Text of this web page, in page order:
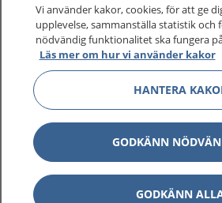
Kontakt
Behandling av personuppgifter
Hantering av kakor
Inställningar för kakor
Vi använder kakor, cookies, för att ge
upplevelse, sammanställa statistik och
nödvändig funktionalitet ska fungera
Läs mer om hur vi använder kakor
HANTERA
GODKÄNN
GODKÄNN